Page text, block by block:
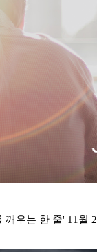
깨우는 한 줄' 11월 2